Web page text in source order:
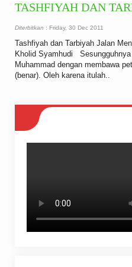
TASHFIYAH DAN
Diterbitkan : Friday, 30 Dec 2011
Tashfiyah dan Tarbiyah Jalan
Kholid Syamhudi
Muhammad dengan membawa
(benar). Oleh karena itulah..